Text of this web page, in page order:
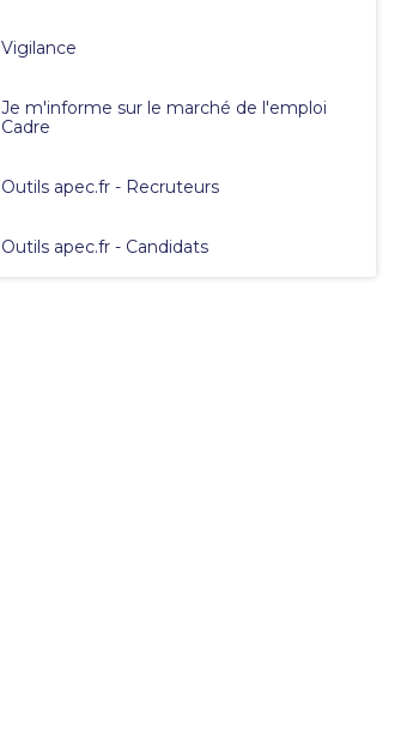
Vigilance
Je m'informe sur le marché de l'emploi
Cadre
Outils apec.fr - Recruteurs
Outils apec.fr - Candidats